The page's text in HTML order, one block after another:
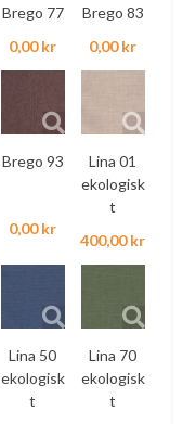
Brego 77
0,00 kr
Brego 83
0,00 kr
Brego 93
0,00 kr
Lina 01
ekologisk
t
400,00 kr
Lina 50
ekologisk
t
Lina 70
ekologisk
t